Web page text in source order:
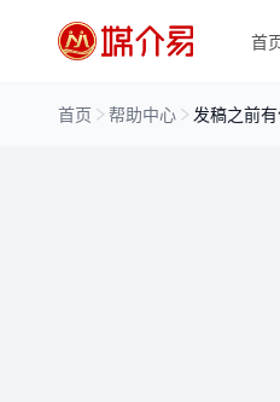
首
首页 帮助中心 发稿之前有